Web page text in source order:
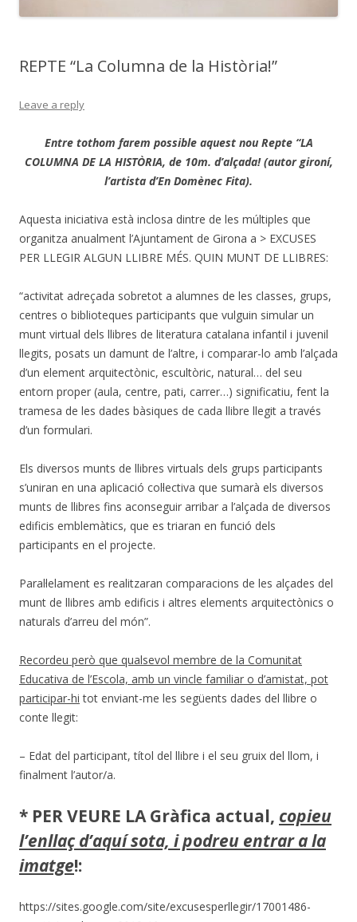
REPTE “La Columna de la Història!”
Leave a reply
Entre tothom farem possible aquest nou Repte “LA
COLUMNA DE LA HISTÒRIA, de 10m. d’alçada! (autor gironí,
l’artista d’En Domènec Fita).
Aquesta iniciativa està inclosa dintre de les múltiples que
organitza anualment l’Ajuntament de Girona a > EXCUSES
PER LLEGIR ALGUN LLIBRE MÉS. QUIN MUNT DE LLIBRES:
“activitat adreçada sobretot a alumnes de les classes, grups,
centres o biblioteques participants que vulguin simular un
munt virtual dels llibres de literatura catalana infantil i juvenil
llegits, posats un damunt de l’altre, i comparar-lo amb l’alçada
d’un element arquitectònic, escultòric, natural… del seu
entorn proper (aula, centre, pati, carrer…) significatiu, fent la
tramesa de les dades bàsiques de cada llibre llegit a través
d’un formulari.
Els diversos munts de llibres virtuals dels grups participants
s’uniran en una aplicació col·lectiva que sumarà els diversos
munts de llibres fins aconseguir arribar a l’alçada de diversos
edificis emblemàtics, que es triaran en funció dels
participants en el projecte.
Paral·lelament es realitzaran comparacions de les alçades del
munt de llibres amb edificis i altres elements arquitectònics o
naturals d’arreu del món”.
Recordeu però que qualsevol membre de la Comunitat
Educativa de l’Escola, amb un vincle familiar o d’amistat, pot
participar-hi tot enviant-me les següents dades del llibre o
conte llegit:
– Edat del participant, títol del llibre i el seu gruix del llom, i
finalment l’autor/a.
* PER VEURE LA Gràfica actual, copieu
l’enllaç d’aquí sota, i podreu entrar a la
imatge!:
https://sites.google.com/site/excusesperllegir/17001486-